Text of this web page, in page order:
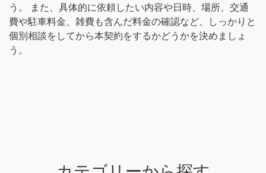
う。 また、具体的に依頼したい内容や日時、場所、交通
費や駐車料金、雑費も含んだ料金の確認など、しっかりと
個別相談をしてから本契約をするかどうかを決めましょ
う。